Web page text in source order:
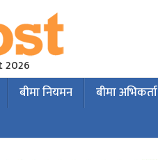
2026
बीमा नियमन बीमा अभिकर्ता